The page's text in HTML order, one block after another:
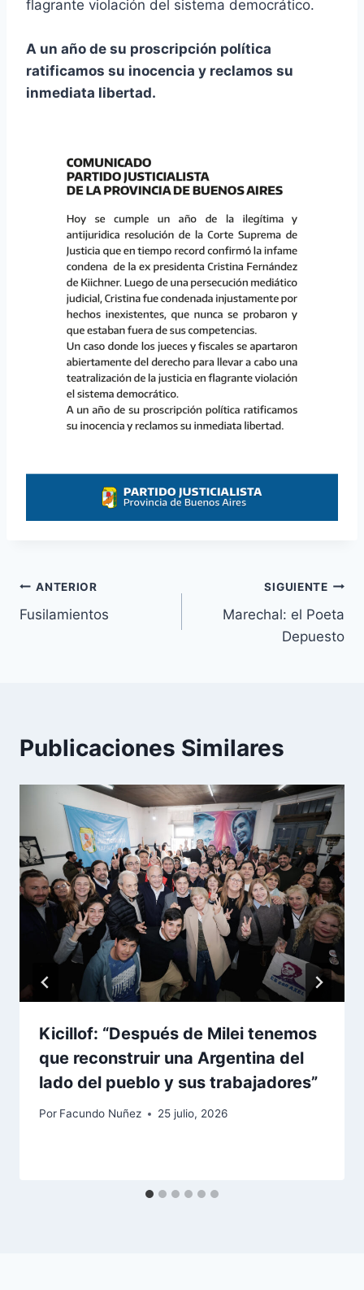
flagrante violación del sistema democrático.
A un año de su proscripción política
ratificamos su inocencia y reclamos su
inmediata libertad.
Navegación
de
ANTERIOR
Fusilamientos
SIGUIENTE
Marechal: el Poeta
Depuesto
Publicaciones Similares
Kicillof: “Después de Milei tenemos
que reconstruir una Argentina del
lado del pueblo y sus trabajadores”
Por Facundo Nuñez 25 julio, 2026